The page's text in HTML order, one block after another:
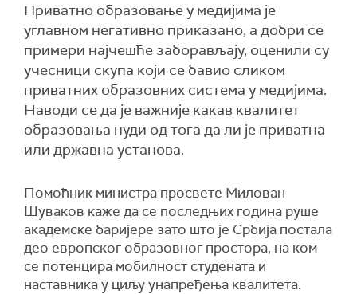
Приватно образовање у медијима је
углавном негативно приказано, а добри се
примери најчешће заборављају, оценили су
учесници скупа који се бавио сликом
приватних образовних система у медијима.
Наводи се да је важније какав квалитет
образовања нуди од тога да ли је приватна
или државна установа.
Помоћник министра просвете Милован
Шуваков каже да се последњих година руше
академске баријере зато што је Србија постала
део европског образовног простора, на ком
се потенцира мобилност студената и
наставника у циљу унапређења квалитета.